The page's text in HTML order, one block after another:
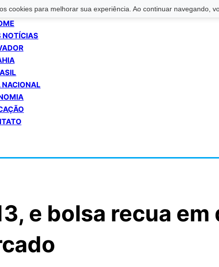
cookies para melhorar sua experiência. Ao continuar navegando,
NOTÍCIAS
e bolsa recua em